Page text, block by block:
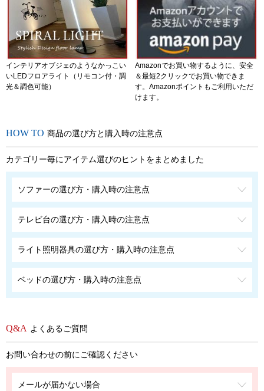
インテリアオブジェのようなかっこい
いLEDフロアライト（リモコン付・調
光＆調色可能）
Amazonでお買い物するように、安全
＆最短2クリックでお買い物できま
す。Amazonポイントもご利用いただ
けます。
商品の選び方と購入時の注意点
カテゴリー毎にアイテム選びのヒントをまとめました
ソファーの選び方・購入時の注意点
テレビ台の選び方・購入時の注意点
ライト照明器具の選び方・購入時の注意点
ベッドの選び方・購入時の注意点
よくあるご質問
お問い合わせの前にご確認ください
メールが届かない場合